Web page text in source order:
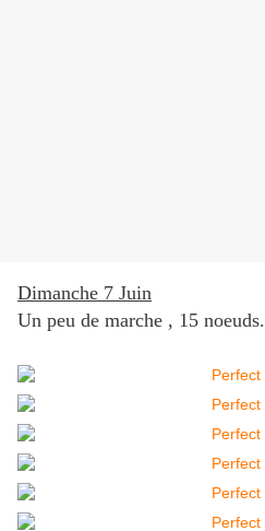
Dimanche 7 Juin
Un peu de marche , 15 noeuds.